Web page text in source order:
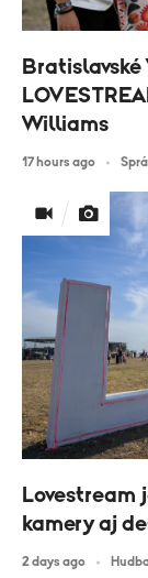
Bratislavské
Williams
17 hours ago
Lovestream
kamery aj
2 days ago